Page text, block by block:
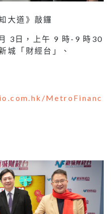
大道》敲鑼
3日，上午 9 時-9 時30
城「財經台」、
MetroFinanc